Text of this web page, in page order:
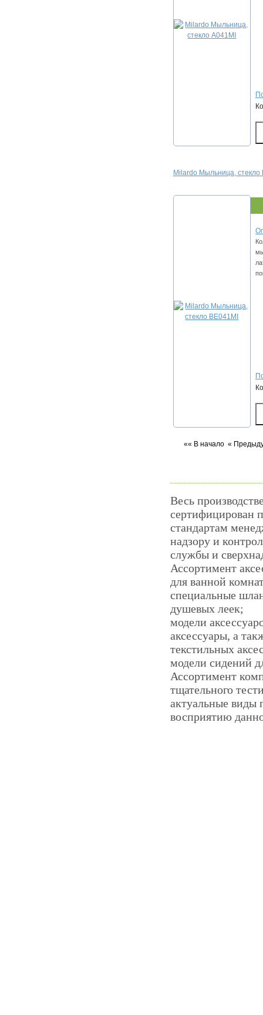
Milardo Мыльница, стекло
«« В начало «
Весь
сертифицирован
стандартам
надзору и
службы и
Ассортимент
для ванной
специальные
душевых леек;
модели
аксессуары, а
текстильных
модели сидений
Ассортимент
тщательного
актуальные виды
восприятию